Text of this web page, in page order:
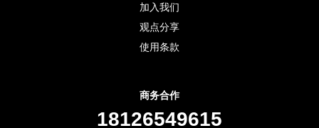
加入我们
观点分享
使用条款
商务合作
18126549615